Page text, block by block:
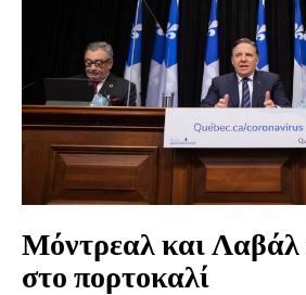
Μόντρεαλ και Λαβάλ
στο πορτοκαλί